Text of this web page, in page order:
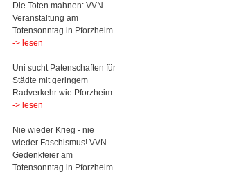
Die Toten mahnen: VVN-
Veranstaltung am
Totensonntag in Pforzheim
-> lesen
Uni sucht Patenschaften für
Städte mit geringem
Radverkehr wie Pforzheim...
-> lesen
Nie wieder Krieg - nie
wieder Faschismus! VVN
Gedenkfeier am
Totensonntag in Pforzheim